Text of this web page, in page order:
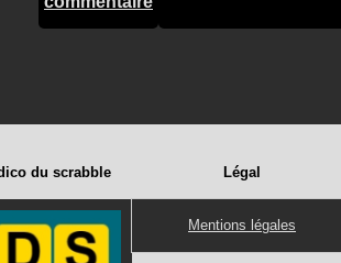
du scrabble Légal
Mentions légales